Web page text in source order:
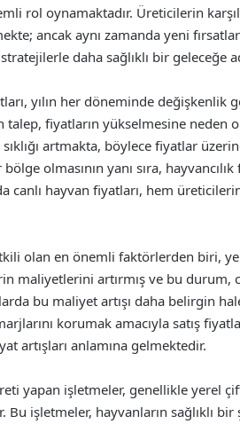
rol oynamaktadır. Üreticilerin
ancak aynı zamanda yeni
daha sağlıklı bir geleceğe
yılın her döneminde değişkenlik
talep, fiyatların yükselmesine neden
artmakta, böylece fiyatlar
olmasının yanı sıra,
canlı hayvan fiyatları, hem
olan en önemli faktörlerden biri,
maliyetlerini artırmış ve bu durum,
bu maliyet artışı daha belirgin
korumak amacıyla satış
artışları anlamına gelmektedir.
yapan işletmeler, genellikle yerel
işletmeler, hayvanların sağlıklı